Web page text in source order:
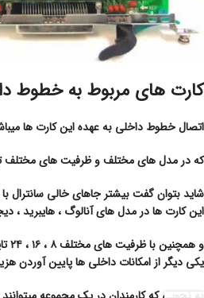
کارت های مربوط به خطوط
اتصال خطوط داخلی به عهده این کارت ها
که در مدل های مختلف و ظرفیت های مختلف
شاید بتوان گفت بیشتر جاهای خالی سانترال
این کارت ها در مدل های آنالوگ ، هایبرید ،
و همچنین با ظرفیت های مختلف ۸ ، ۱۶ ، ۲۴ تایی تولید میشوند
یکی دیگر از امکانات داخلی ها پایین آوردن